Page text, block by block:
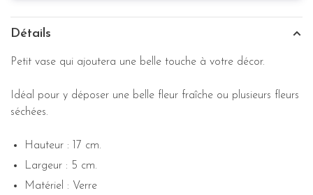
Détails
Petit vase qui ajoutera une belle touche à votre décor.
Idéal pour y déposer une belle fleur fraîche ou plusieurs fleurs
séchées.
Hauteur : 17 cm.
Largeur : 5 cm.
Matériel : Verre